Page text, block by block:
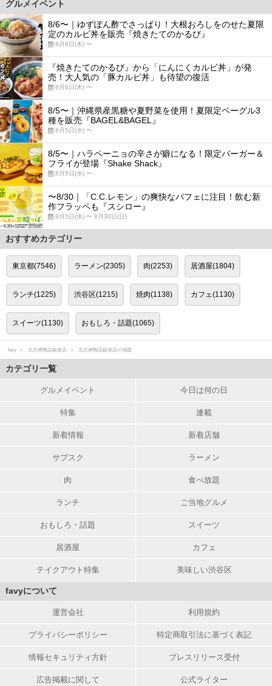
グルメイベント
8/6〜｜ゆずぽん酢でさっぱり！大根おろしをのせた夏限
定のカルビ丼を販売『焼きたてのかるび』
8月6日(木) 〜
『焼きたてのかるび』から「にんにくカルビ丼」が発
売！大人気の「豚カルビ丼」も待望の復活
8月6日(木) 〜
8/5〜｜沖縄県産黒糖や夏野菜を使用！夏限定ベーグル3
種を販売『BAGEL&BAGEL』
8月5日(水) 〜
8/5〜｜ハラペーニョの辛さが癖になる！限定バーガー＆
フライが登場『Shake Shack』
8月5日(水) 〜
〜8/30｜「C.C.レモン」の爽快なパフェに注目！飲む新
作フラッペも『スシロー』
8月5日(水) 〜 8月30日(日)
おすすめカテゴリー
東京都(7546) ラーメン(2305) 肉(2253) 居酒屋(1804)
ランチ(1225) 渋谷区(1215) 焼肉(1138) カフェ(1130)
スイーツ(1130) おもしろ・話題(1065)
favy 北京烤鴨店銀座店 北京烤鴨店銀座店の地図
カテゴリ一覧
グルメイベント 今日は何の日
特集 連載
新着情報 新着店舗
サブスク ラーメン
肉 食べ放題
ランチ ご当地グルメ
おもしろ・話題 スイーツ
居酒屋 カフェ
テイクアウト特集 美味しい渋谷区
favyについて
運営会社 利用規約
プライバシーポリシー 特定商取引法に基づく表記
情報セキュリティ方針 プレスリリース受付
広告掲載に関して 公式ライター